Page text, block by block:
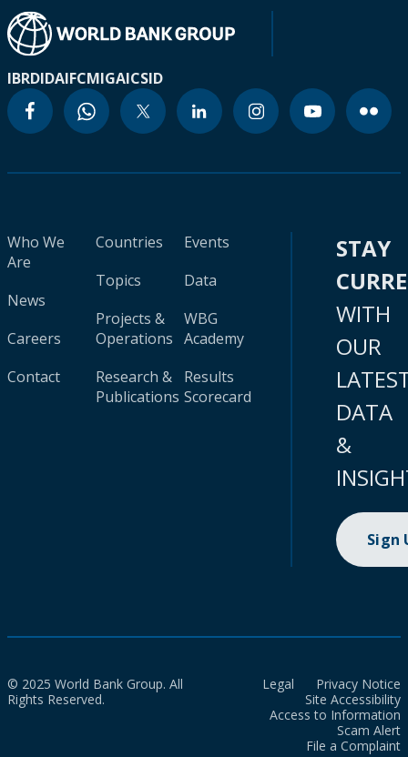
IBRDIDAIFCMIGAICSID
Who We
Are
News
Careers
Contact
Countries
Topics
Projects &
Operations
Research &
Publications
Events
Data
WBG
Academy
Results
Scorecard
STAY
WITH
OUR
DATA
&
Sign
© 2025 World Bank Group. All
Rights Reserved.
Legal
Privacy Notice
Site Accessibility
Access to Information
Scam Alert
File a Complaint